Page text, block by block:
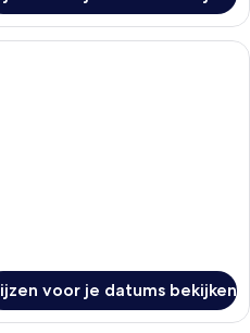
Een slaapkamer met stapelbed,
voor je datums bekijken